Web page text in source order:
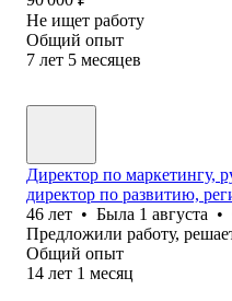
Не ищет работу
Общий опыт
7 лет 5 месяцев
Директор по маркетингу,
директор по развитию,
46 лет • Была 1 августа •
Предложили работу,
Общий опыт
14 лет 1 месяц